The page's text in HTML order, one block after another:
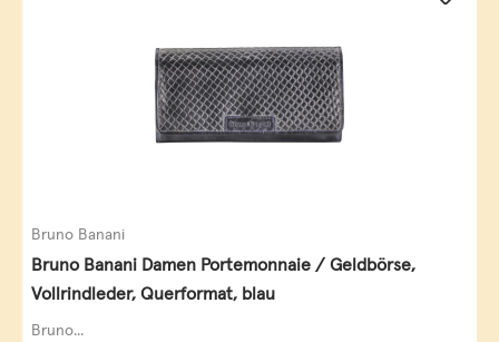
Bruno Banani
Bruno Banani Damen Portemonnaie / Geldbörse,
Vollrindleder, Querformat, blau
Bruno...